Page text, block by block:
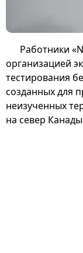
Работники
организацией
тестирования
созданных для
неизученных
на север